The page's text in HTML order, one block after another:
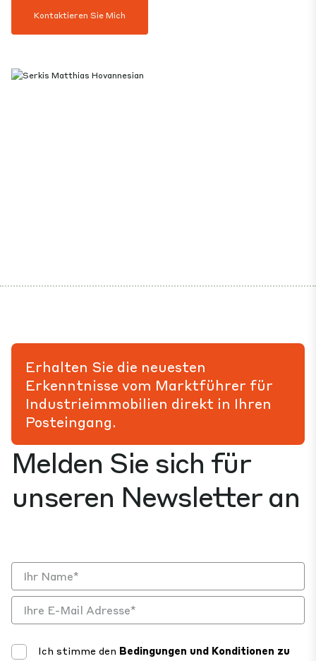
Kontaktieren Sie Mich
Melden Sie sich für
unseren Newsletter an
Ich stimme den Bedingungen und Konditionen zu
Erhalten Sie die neuesten
Erkenntnisse vom Marktführer für
Industrieimmobilien direkt in Ihren
Posteingang.